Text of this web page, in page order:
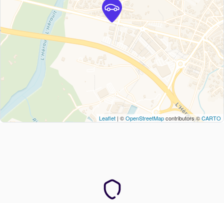
Leaflet | ©OpenStreetMapcontributors ©CARTO